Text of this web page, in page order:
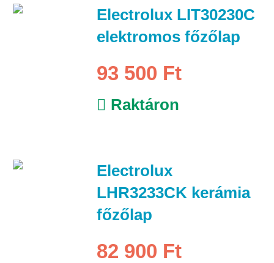
Electrolux LIT30230C
elektromos főzőlap
93 500 Ft
Raktáron
Electrolux
LHR3233CK kerámia
főzőlap
82 900 Ft